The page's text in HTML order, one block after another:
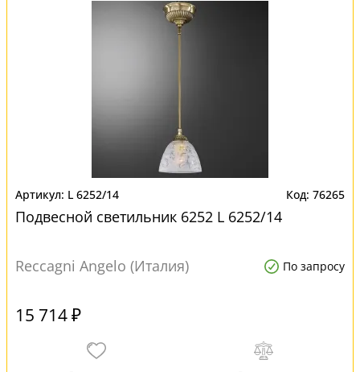
L 6252/14 76265
Подвесной светильник 6252 L 6252/14
Reccagni Angelo (Италия) По запросу
15 714 ₽